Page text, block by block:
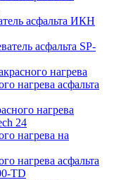
асфальта ИКН
асфальта SP-
нагрева
нагрева асфальта
нагрева
24
нагрева на
нагрева асфальта
TD